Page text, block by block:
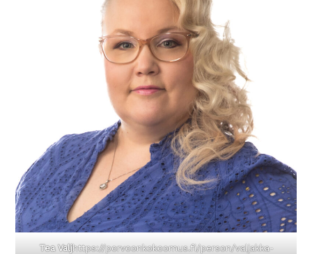
Tea Valjhttps://porvoonkokoomus.fi/person/valjakka-